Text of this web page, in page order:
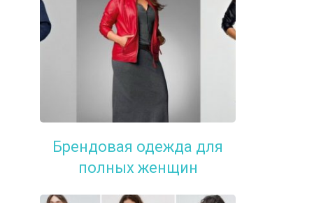
Брендовая одежда для
полных женщин